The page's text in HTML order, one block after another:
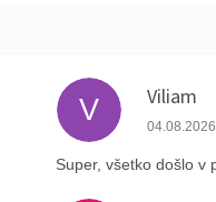
V Viliam
04.08.2026
Super, všetko došlo v